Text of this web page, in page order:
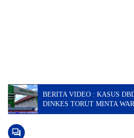
BERITA VIDEO : KASUS
DINKES TORUT MINTA
KEBERSIHAN